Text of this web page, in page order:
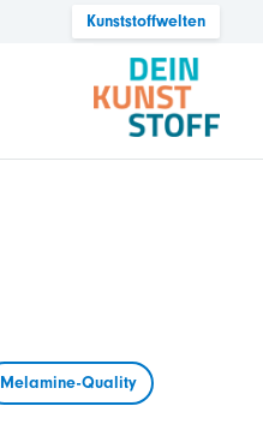
Kunststoffwelten
Melamine-Quality